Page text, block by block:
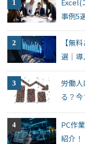
Excel(
事例5
【無
選｜
労働
る？
PC作
紹介！